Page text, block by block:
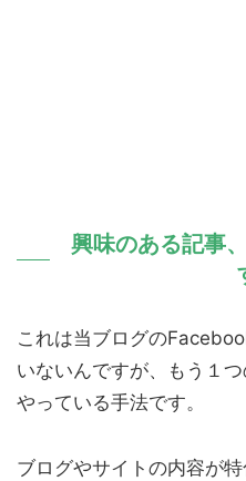
興味のある記事
これは当ブログの
いないんですが、もう１
やっている手法です。
ブログやサイトの内容が